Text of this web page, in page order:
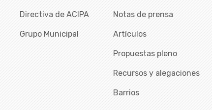
Directiva de ACIPA
Grupo Municipal
Notas de prensa
Artículos
Propuestas pleno
Recursos y alegaciones
Barrios